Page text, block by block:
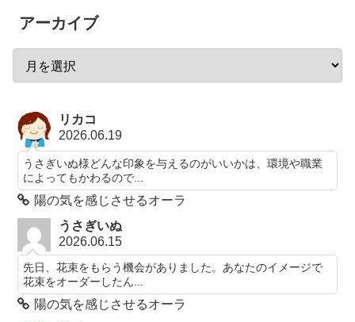
アーカイブ
リカコ
2026.06.19
うさぎいぬ様どんな印象を与えるのがいいかは、環境や職業
によってもかわるので...
陽の気を感じさせるオーラ
うさぎいぬ
2026.06.15
先日、花束をもらう機会がありました。あなたのイメージで
花束をオーダーしたん...
陽の気を感じさせるオーラ